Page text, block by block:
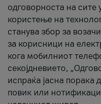
одговорноста на сите
користење на
станува збор за
за корисници на
кога мобилниот
секојдневието,
испраќа јасна порака
повик или